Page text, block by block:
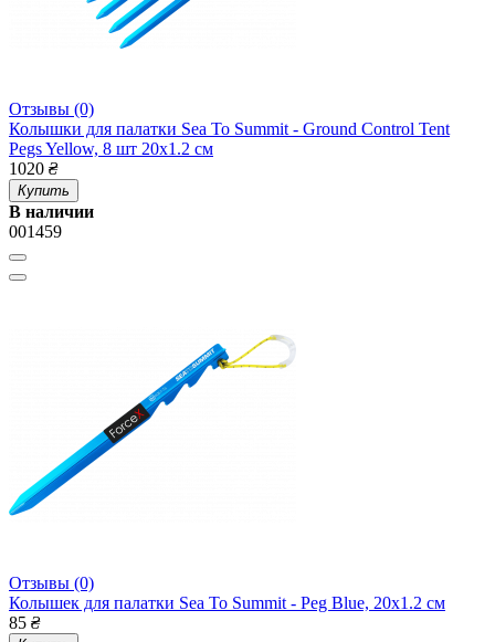
Отзывы (0)
Колышки для палатки Sea To Summit - Ground Control Tent
Pegs Yellow, 8 шт 20х1.2 см
1020 ₴
Купить
В наличии
001459
Отзывы (0)
Колышек для палатки Sea To Summit - Peg Blue, 20х1.2 см
85 ₴